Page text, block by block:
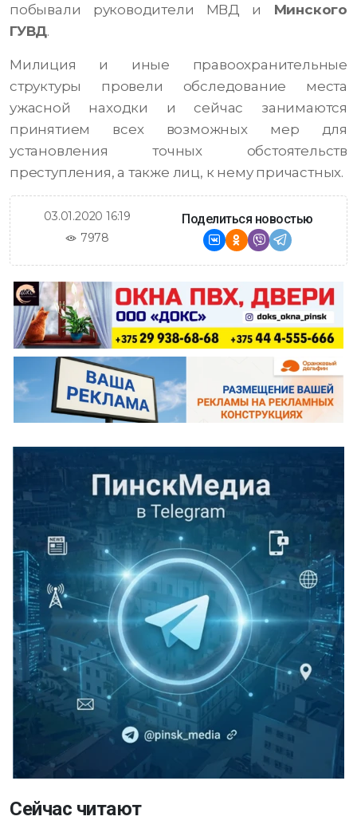
побывали руководители МВД и Минского
ГУВД.
Милиция и иные правоохранительные
структуры провели обследование места
ужасной находки и сейчас занимаются
принятием всех возможных мер для
установления точных обстоятельств
преступления, а также лиц, к нему причастных.
03.01.2020 16:19
7978
Поделиться новостью
Сейчас читают